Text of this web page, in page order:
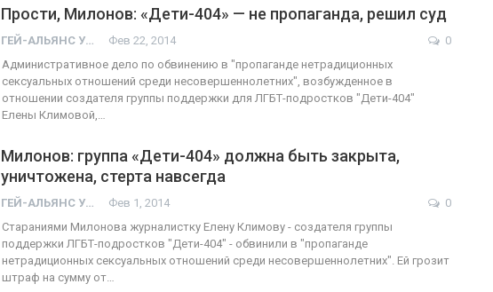
Прости, Милонов: «Дети-404» — не пропаганда, решил суд
ГЕЙ-АЛЬЯНС УКРАИНА Фев 22, 2014
0
Административное дело по обвинению в "пропаганде нетрадиционных
сексуальных отношений среди несовершеннолетних", возбужденное в
отношении создателя группы поддержки для ЛГБТ-подростков "Дети-404"
Елены Климовой,…
Милонов: группа «Дети-404» должна быть закрыта,
уничтожена, стерта навсегда
ГЕЙ-АЛЬЯНС УКРАИНА Фев 1, 2014
0
Стараниями Милонова журналистку Елену Климову - создателя группы
поддержки ЛГБТ-подростков "Дети-404" - обвинили в "пропаганде
нетрадиционных сексуальных отношений среди несовершеннолетних". Ей грозит
штраф на сумму от…